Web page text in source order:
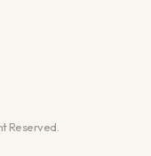
Reserved.